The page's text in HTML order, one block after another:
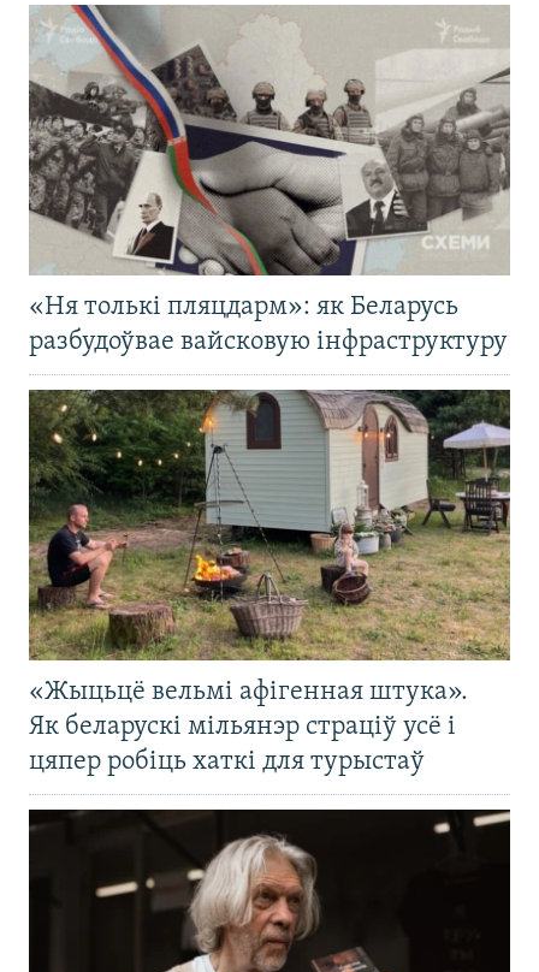
«Ня толькі пляцдарм»: як Беларусь
разбудоўвае вайсковую інфраструктуру
«Жыцьцё вельмі афігенная штука».
Як беларускі мільянэр страціў усё і
цяпер робіць хаткі для турыстаў